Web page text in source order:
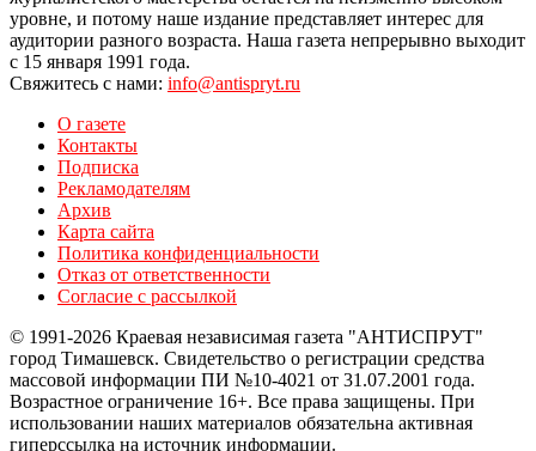
уровне, и потому наше издание представляет интерес для
аудитории разного возраста. Наша газета непрерывно выходит
с 15 января 1991 года.
Свяжитесь с нами: info@antispryt.ru
О газете
Контакты
Подписка
Рекламодателям
Архив
Карта сайта
Политика конфиденциальности
Отказ от ответственности
Согласие с рассылкой
© 1991-2026 Краевая независимая газета "АНТИСПРУТ"
город Тимашевск. Свидетельство о регистрации средства
массовой информации ПИ №10-4021 от 31.07.2001 года.
Возрастное ограничение 16+. Все права защищены. При
использовании наших материалов обязательна активная
гиперссылка на источник информации.